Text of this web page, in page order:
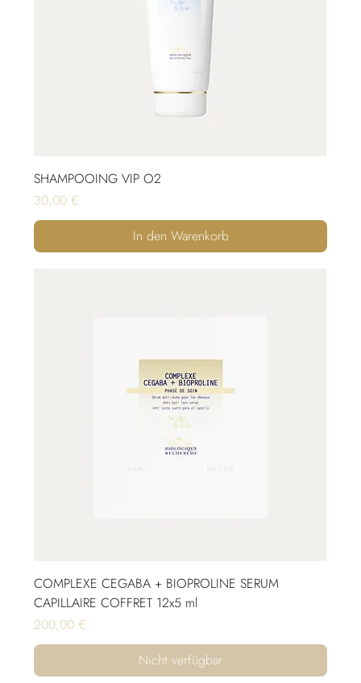
SHAMPOOING VIP O2
Preis
30,00 €
In den Warenkorb
COMPLEXE CEGABA + BIOPROLINE SERUM
CAPILLAIRE COFFRET 12x5 ml
Preis
200,00 €
Nicht verfügbar